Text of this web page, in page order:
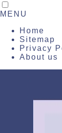
MENU
Home
Sitemap
Privacy
About us